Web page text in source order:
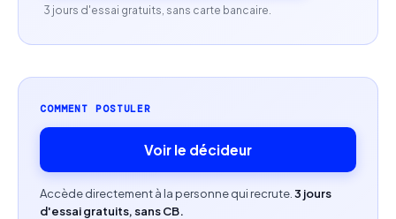
communication, business ou domaine similaire.
Profil recherché
Professionnel(le) du marketing à l’aise dans la
production et l’optimisation de documents
structurés.
Capacité à travailler sur des contenus bilingues
(français/anglais).
3 jours d'essai gratuits, sans carte bancaire.
COMMENT POSTULER
Voir le décideur
Accède directement à la personne qui recrute. 3 jours
d'essai gratuits, sans CB.